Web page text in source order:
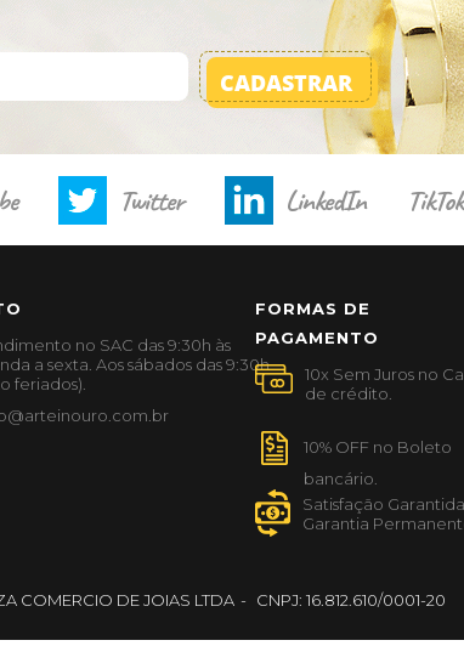
no SAC das 9:30h às
a sexta. Aos sábados das 9:30h
feriados).
Twitter LinkedIn TikTok
FORMAS DE
PAGAMENTO
CADASTRAR
COMERCIO DE JOIAS LTDA CNPJ: 16.812.610/0001-20